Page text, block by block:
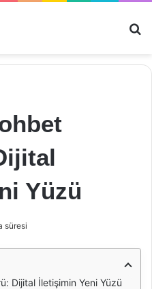
Yüzü
süresi
Dijital İletişimin Yeni Yüzü